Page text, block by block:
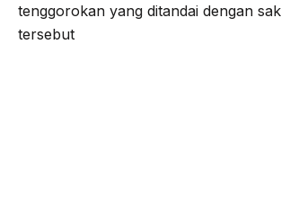
tenggorokan yang ditandai dengan
tersebut